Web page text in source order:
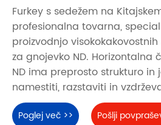
Furkey s sedežem na
profesionalna tovarna,
proizvodnjo
za gnojevko ND. Horizontalna
ND ima preprosto strukturo in
namestiti, razstaviti in
Poglej več >> Pošlji